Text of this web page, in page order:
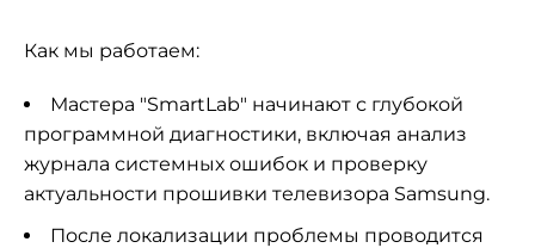
Как мы работаем:
Мастера "SmartLab" начинают с глубокой
программной диагностики, включая анализ
журнала системных ошибок и проверку
актуальности прошивки телевизора Samsung.
После локализации проблемы проводится